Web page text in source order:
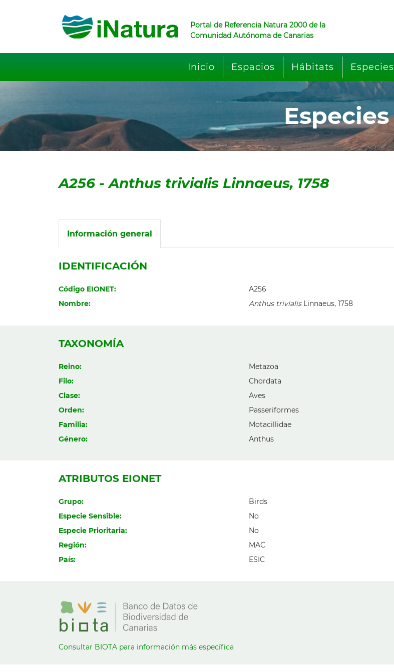
Portal de Referencia Natura 2000 de la
Comunidad Autónoma de Canarias
Inicio Espacios Hábitats Especies
Especies
A256-Anthus trivialis Linnaeus, 1758
Información general
IDENTIFICACIÓN
Código EIONET:
A256
Nombre:
Anthus trivialisLinnaeus, 1758
TAXONOMÍA
Reino:
Metazoa
Filo:
Chordata
Clase:
Aves
Orden:
Passeriformes
Familia:
Motacillidae
Género:
Anthus
ATRIBUTOS EIONET
Grupo:
Birds
Especie Sensible:
No
Especie Prioritaria:
No
Región:
MAC
País:
ESIC
Consultar BIOTA para información más específica